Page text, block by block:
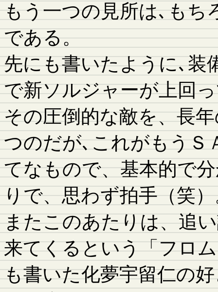
もう一つの見所は､もち
である。
先にも書いたように､装
で新ソルジャーが上回
その圧倒的な敵を、長
つのだが､これがもうＳ
てなもので、基本的で
りで、思わず拍手（笑
またこのあたりは、追
来てくるという「フロ
も書いた化夢宇留仁の